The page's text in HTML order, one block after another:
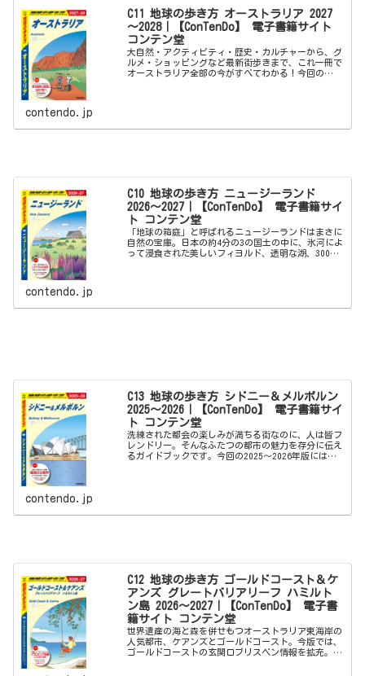
C11 地球の歩き方 オーストラリア 2027
～2028｜【ConTenDo】 電子書籍サイト
コンテン堂
大自然・アクティビティ・歴史・カルチャーから、グ
ルメ・ショッピングなど最新街歩きまで、これ一冊で
オーストラリア全部の今がすべてわかる！今回の
contendo.jp
C10 地球の歩き方 ニュージーランド
2026～2027｜【ConTenDo】 電子書籍サイ
ト コンテン堂
「地球の箱庭」と呼ばれるニュージーランドはまさに
自然の宝庫。日本の約4分の3の国土の中に、氷河によ
って浸食された美しいフィヨルド、透明な湖、3000
contendo.jp
C13 地球の歩き方 シドニー＆メルボルン
2025～2026｜【ConTenDo】 電子書籍サイ
ト コンテン堂
洗練された都会の楽しみが満ちる街なのに、人は皆フ
レンドリー。そんなふたつの都市の魅力を存分に伝え
るガイドブックです。今回の2025～2026年版には以
contendo.jp
C12 地球の歩き方 ゴールドコースト＆ケ
アンズ グレートバリアリーフ ハミルト
ン島 2026～2027｜【ConTenDo】 電子書
籍サイト コンテン堂
世界遺産の海と森を併せもつオーストラリア東海岸の
人気都市、ケアンズとゴールドコースト。今版では、
ゴールドコーストの玄関口ブリスベン情報を拡充。ま